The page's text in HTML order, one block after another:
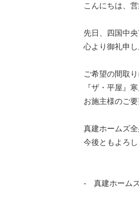
こんにちは、
先日、四国中
心より御礼申
ご希望の間取
『ザ・平屋』
お施主様のご
真建ホームズ
今後ともよろ
- 真建ホーム